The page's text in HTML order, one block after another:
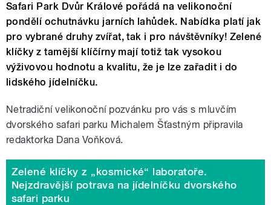
Safari Park Dvůr Králové pořádá na velikonoční
pondělí ochutnávku jarních lahůdek. Nabídka platí jak
pro vybrané druhy zvířat, tak i pro návštěvníky! Zelené
klíčky z tamější klíčírny mají totiž tak vysokou
výživovou hodnotu a kvalitu, že je lze zařadit i do
lidského jídelníčku.
Netradiční velikonoční pozvánku pro vás s mluvčím
dvorského safari parku Michalem Šťastným připravila
redaktorka Dana Voňková.
Zelené klíčky z „kosmické“ laboratoře.
Nejzdravější potrava na jídelníčku dvorského
safari parku